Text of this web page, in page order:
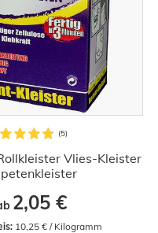
Vlies-Kleister
2,05 €
10,25 € / Kilogramm